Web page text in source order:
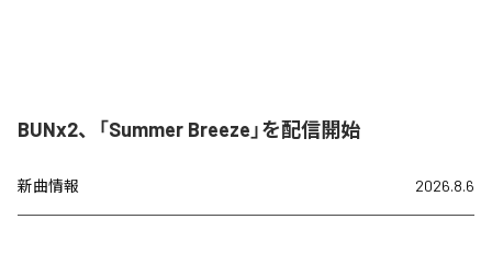
BUNx2、「Summer Breeze」を配信開始
新曲情報 2026.8.6